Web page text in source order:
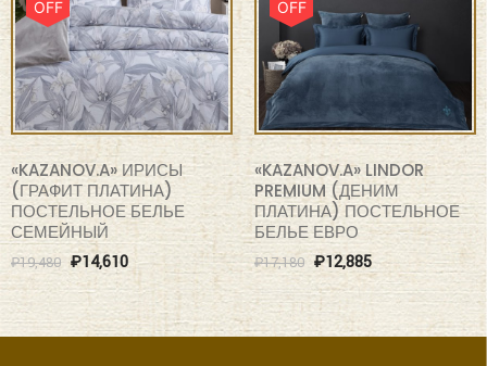
Состав 100% Хлопок
Производитель
Похожие товары
25% 25%
OFF